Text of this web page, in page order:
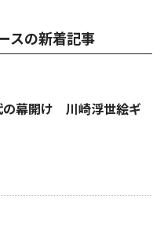
スの新着記事
の幕開け 川崎浮世絵ギ